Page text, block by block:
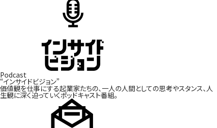
Podcast
“インサイドビジョン”
価値観を仕事にする起業家たちの、一人の人間としての思考やスタンス、人
生観に深く迫っていくポッドキャスト番組。